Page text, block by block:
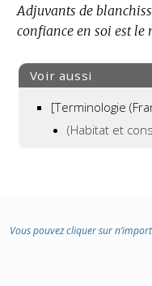
Adjuvants de
confiance en soi est
Voir aussi
[Terminologie
(Habitat et
Vous pouvez cliquer sur